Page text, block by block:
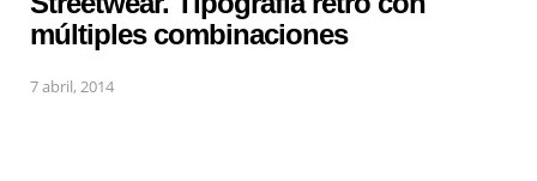
múltiples combinaciones
7 abril, 2014